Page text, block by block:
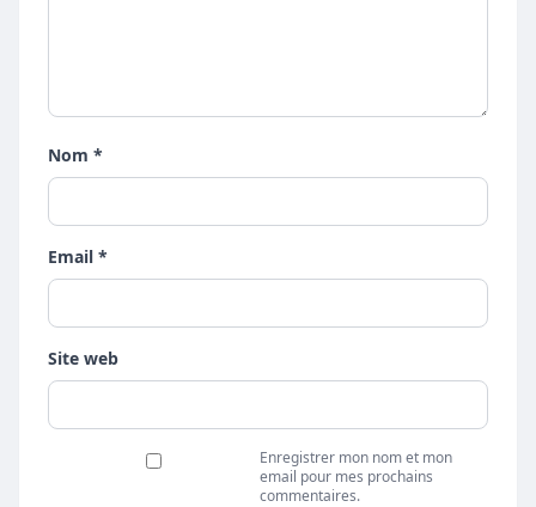
Nom *
Email *
Site web
Enregistrer mon nom et mon
email pour mes prochains
commentaires.